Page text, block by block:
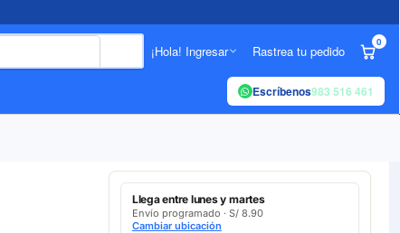
¡Hola! Ingresar Rastrea tu pedido
0
Escríbenos983 516 461
Llega entre lunes y martes
Envío programado · S/ 8.90
Cambiar ubicación